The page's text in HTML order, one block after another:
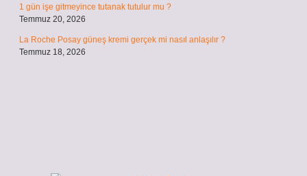
1 gün işe gitmeyince tutanak tutulur mu ?
Temmuz 20, 2026
La Roche Posay güneş kremi gerçek mi nasıl anlaşılır ?
Temmuz 18, 2026